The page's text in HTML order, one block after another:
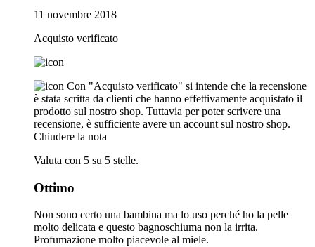
11 novembre 2018
Acquisto verificato
Con "Acquisto verificato" si intende che la recensione
è stata scritta da clienti che hanno effettivamente acquistato il
prodotto sul nostro shop. Tuttavia per poter scrivere una
recensione, è sufficiente avere un account sul nostro shop.
Chiudere la nota
Valuta con 5 su 5 stelle.
Ottimo
Non sono certo una bambina ma lo uso perché ho la pelle
molto delicata e questo bagnoschiuma non la irrita.
Profumazione molto piacevole al miele.